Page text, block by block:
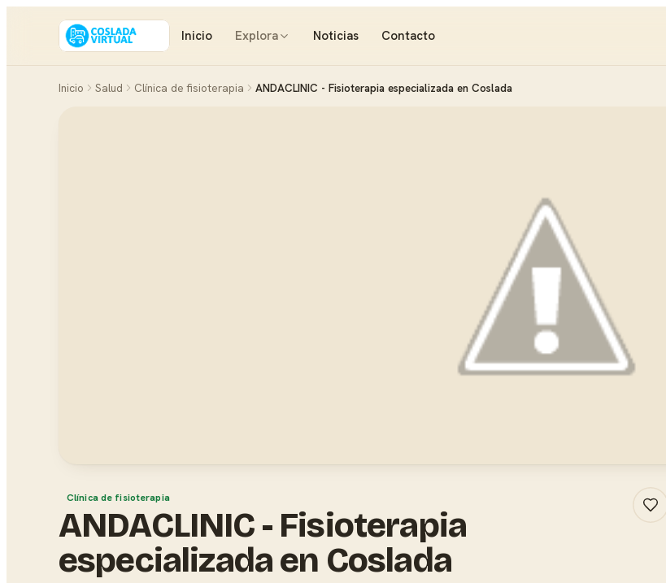
Inicio Explora Noticias Contacto
Inicio Salud Clínica de fisioterapia ANDACLINIC - Fisioterapia especializada en Coslada
Clínica de fisioterapia
ANDACLINIC - Fisioterapia
especializada en Coslada